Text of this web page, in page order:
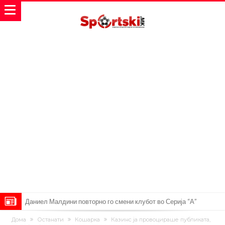
Даниел Малдини повторно го смени клубот во Серија “А”
Аморим донесе одлука: Милан ќе го крати составот
Дома Останати Кошарка
Казинс ја провоцираше публиката,